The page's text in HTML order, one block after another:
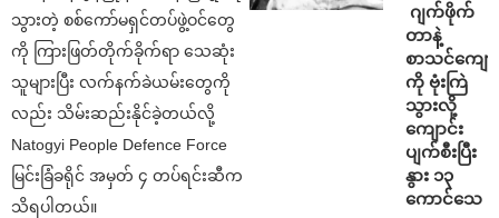
သွားတဲ့ စစ်ကော်မရှင်တပ်ဖွဲ့ဝင်တွေ
ကို ကြားဖြတ်တိုက်ခိုက်ရာ သေဆုံး
သူများပြီး လက်နက်ခဲယမ်းတွေကို
လည်း သိမ်းဆည်းနိုင်ခဲ့တယ်လို့
Natogyi People Defence Force
မြင်းခြံခရိုင် အမှတ် ၄ တပ်ရင်းဆီက
သိရပါတယ်။
⁨⁩ ⁨ဂျက်ဖိုက်
တာနဲ့
စာသင်ကျော
ကို ဗုံးကြဲ
သွားလို့
ကျောင်း
ပျက်စီးပြီး
နွား ၁၃
ကောင်သေ